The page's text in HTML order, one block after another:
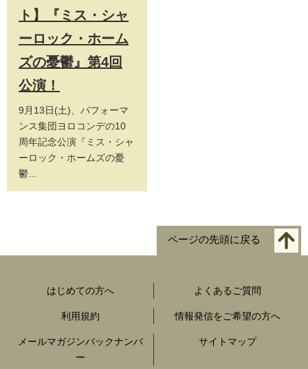
ト】『ミス・シャ
ーロック・ホーム
ズの憂鬱』第4回
公演！
9月13日(土)、パフォーマ
ンス集団ヨロコンデの10
周年記念公演『ミス・シャ
ーロック・ホームズの憂
鬱...
ページの先頭に戻る
はじめての方へ よくあるご質問
利用規約 情報発信をご希望の方へ
メールマガジンバックナンバ
ー
サイトマップ